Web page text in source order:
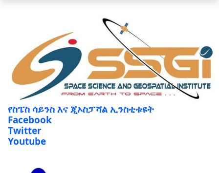
የስፔስ ሳይንስ እና ጂኦስፓሻል ኢንስቲቱዩት
Facebook
Twitter
Youtube